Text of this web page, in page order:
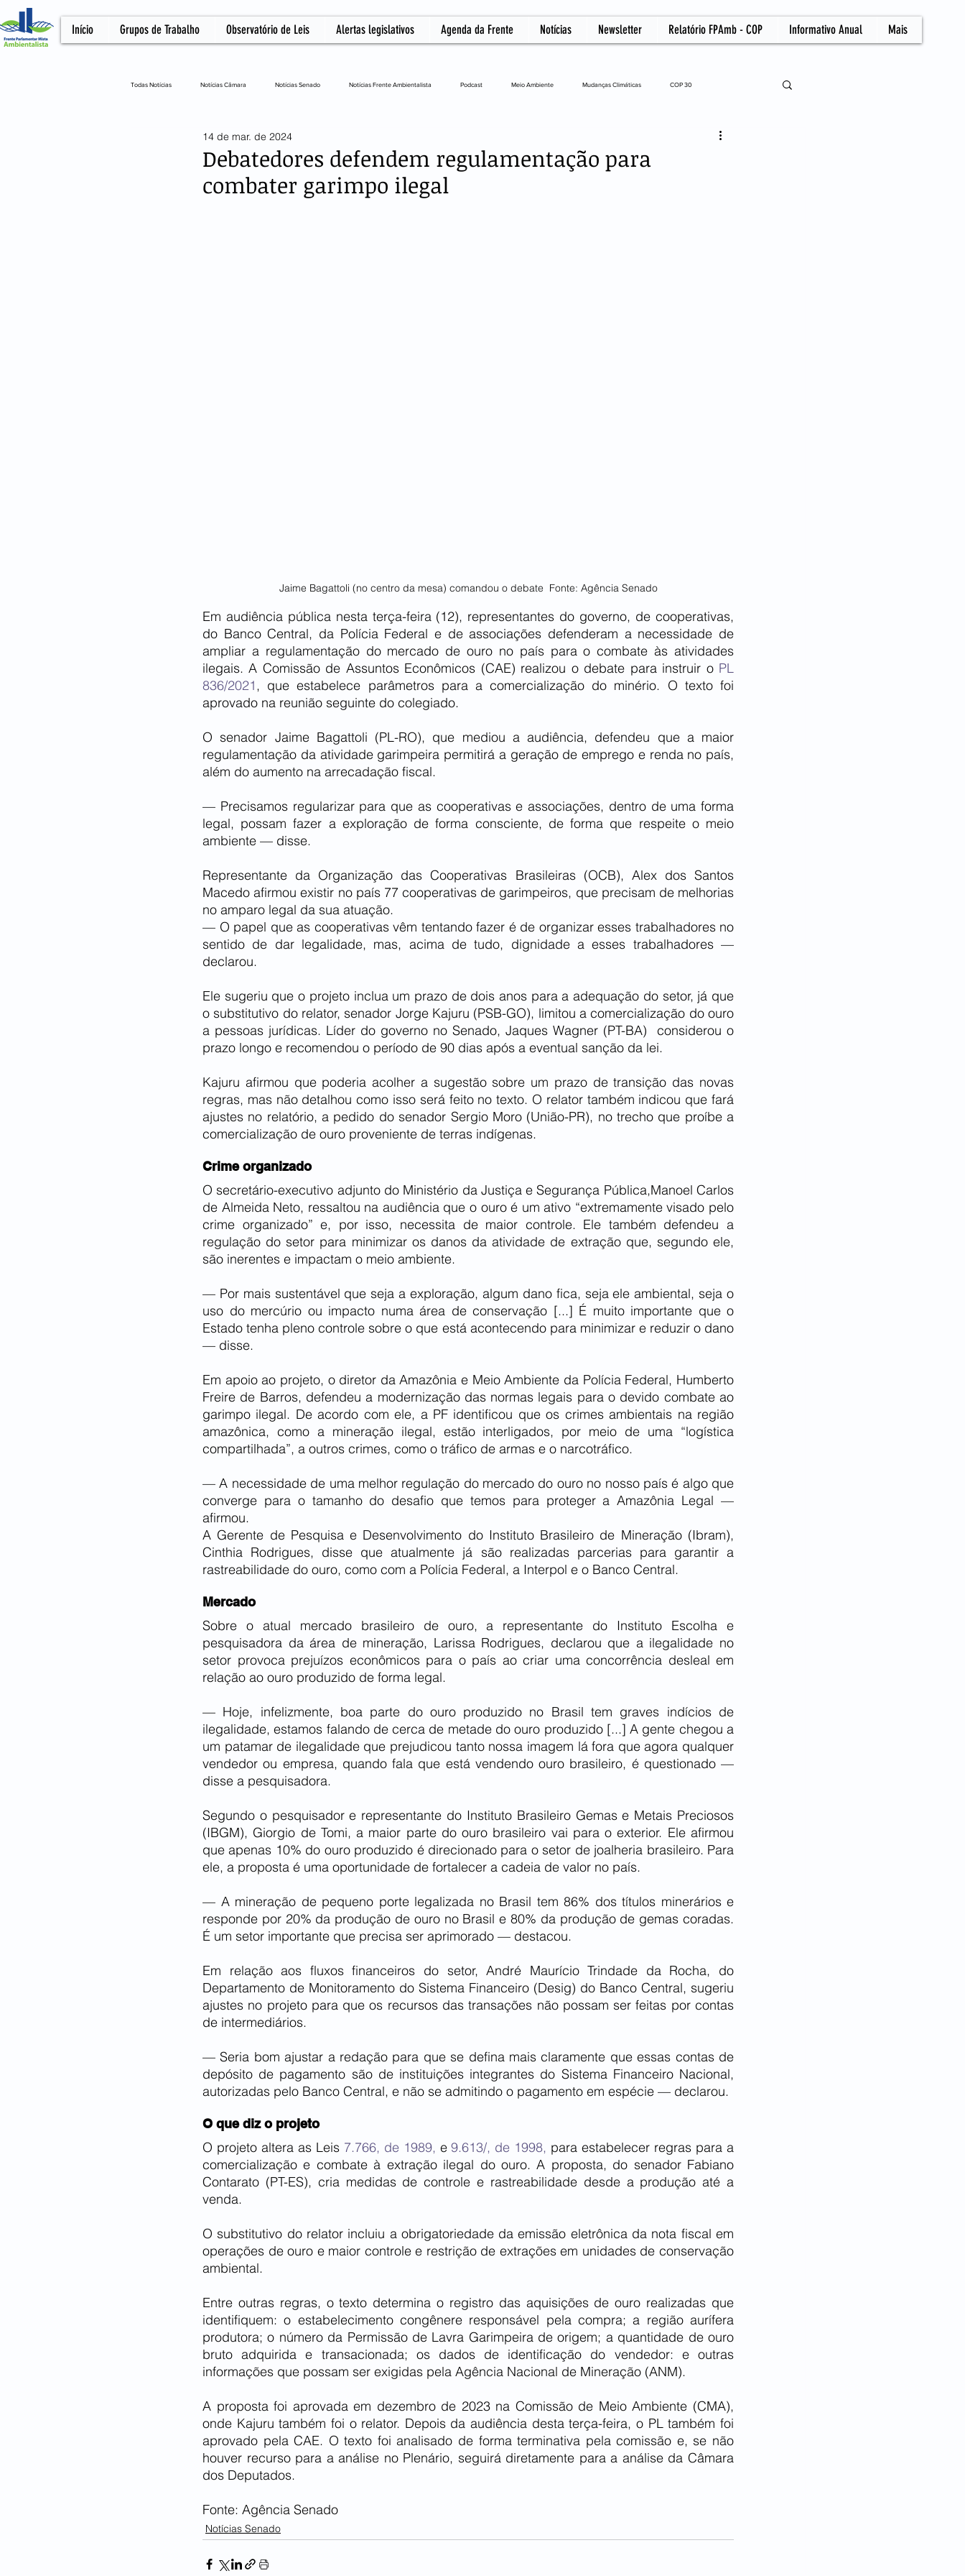
Início Grupos de Trabalho Observatório de Leis Alertas legislativos Agenda da Frente Notícias Newsletter Relatório FPAmb - COP Informativo Anual Mais
Todas Notícias Notícias Câmara Notícias Senado Notícias Frente Ambientalista Podcast Meio Ambiente Mudanças Climáticas COP 30
Artigo NOTA OFICIAL
Debatedores defendem regulamentação para
combater garimpo ilegal
14 de mar. de 2024
Jaime Bagattoli (no centro da mesa) comandou o debate  Fonte: Agência Senado
Em audiência pública nesta terça-feira (12), representantes do governo, de cooperativas,
do Banco Central, da Polícia Federal e de associações defenderam a necessidade de
ampliar a regulamentação do mercado de ouro no país para o combate às atividades
ilegais. A Comissão de Assuntos Econômicos (CAE) realizou o debate para instruir o PL
836/2021, que estabelece parâmetros para a comercialização do minério. O texto foi
aprovado na reunião seguinte do colegiado.
O senador Jaime Bagattoli (PL-RO), que mediou a audiência, defendeu que a maior
regulamentação da atividade garimpeira permitirá a geração de emprego e renda no país,
além do aumento na arrecadação fiscal.
— Precisamos regularizar para que as cooperativas e associações, dentro de uma forma
legal, possam fazer a exploração de forma consciente, de forma que respeite o meio
ambiente — disse.
Representante da Organização das Cooperativas Brasileiras (OCB), Alex dos Santos
Macedo afirmou existir no país 77 cooperativas de garimpeiros, que precisam de melhorias
no amparo legal da sua atuação.
— O papel que as cooperativas vêm tentando fazer é de organizar esses trabalhadores no
sentido de dar legalidade, mas, acima de tudo, dignidade a esses trabalhadores —
declarou.
Ele sugeriu que o projeto inclua um prazo de dois anos para a adequação do setor, já que
o substitutivo do relator, senador Jorge Kajuru (PSB-GO), limitou a comercialização do ouro
a pessoas jurídicas. Líder do governo no Senado, Jaques Wagner (PT-BA)  considerou o
prazo longo e recomendou o período de 90 dias após a eventual sanção da lei.
Kajuru afirmou que poderia acolher a sugestão sobre um prazo de transição das novas
regras, mas não detalhou como isso será feito no texto. O relator também indicou que fará
ajustes no relatório, a pedido do senador Sergio Moro (União-PR), no trecho que proíbe a
comercialização de ouro proveniente de terras indígenas.
Crime organizado
O secretário-executivo adjunto do Ministério da Justiça e Segurança Pública,Manoel Carlos
de Almeida Neto, ressaltou na audiência que o ouro é um ativo “extremamente visado pelo
crime organizado” e, por isso, necessita de maior controle. Ele também defendeu a
regulação do setor para minimizar os danos da atividade de extração que, segundo ele,
são inerentes e impactam o meio ambiente.
— Por mais sustentável que seja a exploração, algum dano fica, seja ele ambiental, seja o
uso do mercúrio ou impacto numa área de conservação [...] É muito importante que o
Estado tenha pleno controle sobre o que está acontecendo para minimizar e reduzir o dano
— disse.
Em apoio ao projeto, o diretor da Amazônia e Meio Ambiente da Polícia Federal, Humberto
Freire de Barros, defendeu a modernização das normas legais para o devido combate ao
garimpo ilegal. De acordo com ele, a PF identificou que os crimes ambientais na região
amazônica, como a mineração ilegal, estão interligados, por meio de uma “logística
compartilhada”, a outros crimes, como o tráfico de armas e o narcotráfico.
— A necessidade de uma melhor regulação do mercado do ouro no nosso país é algo que
converge para o tamanho do desafio que temos para proteger a Amazônia Legal —
afirmou.
A Gerente de Pesquisa e Desenvolvimento do Instituto Brasileiro de Mineração (Ibram),
Cinthia Rodrigues, disse que atualmente já são realizadas parcerias para garantir a
rastreabilidade do ouro, como com a Polícia Federal, a Interpol e o Banco Central.
Mercado
Sobre o atual mercado brasileiro de ouro, a representante do Instituto Escolha e
pesquisadora da área de mineração, Larissa Rodrigues, declarou que a ilegalidade no
setor provoca prejuízos econômicos para o país ao criar uma concorrência desleal em
relação ao ouro produzido de forma legal.
— Hoje, infelizmente, boa parte do ouro produzido no Brasil tem graves indícios de
ilegalidade, estamos falando de cerca de metade do ouro produzido [...] A gente chegou a
um patamar de ilegalidade que prejudicou tanto nossa imagem lá fora que agora qualquer
vendedor ou empresa, quando fala que está vendendo ouro brasileiro, é questionado —
disse a pesquisadora.
Segundo o pesquisador e representante do Instituto Brasileiro Gemas e Metais Preciosos
(IBGM), Giorgio de Tomi, a maior parte do ouro brasileiro vai para o exterior. Ele afirmou
que apenas 10% do ouro produzido é direcionado para o setor de joalheria brasileiro. Para
ele, a proposta é uma oportunidade de fortalecer a cadeia de valor no país.
— A mineração de pequeno porte legalizada no Brasil tem 86% dos títulos minerários e
responde por 20% da produção de ouro no Brasil e 80% da produção de gemas coradas.
É um setor importante que precisa ser aprimorado — destacou.
Em relação aos fluxos financeiros do setor, André Maurício Trindade da Rocha, do
Departamento de Monitoramento do Sistema Financeiro (Desig) do Banco Central, sugeriu
ajustes no projeto para que os recursos das transações não possam ser feitas por contas
de intermediários.
— Seria bom ajustar a redação para que se defina mais claramente que essas contas de
depósito de pagamento são de instituições integrantes do Sistema Financeiro Nacional,
autorizadas pelo Banco Central, e não se admitindo o pagamento em espécie — declarou.
O que diz o projeto
O projeto altera as Leis 7.766, de 1989, e 9.613/, de 1998, para estabelecer regras para a
comercialização e combate à extração ilegal do ouro. A proposta, do senador Fabiano
Contarato (PT-ES), cria medidas de controle e rastreabilidade desde a produção até a
venda.
O substitutivo do relator incluiu a obrigatoriedade da emissão eletrônica da nota fiscal em
operações de ouro e maior controle e restrição de extrações em unidades de conservação
ambiental.
Entre outras regras, o texto determina o registro das aquisições de ouro realizadas que
identifiquem: o estabelecimento congênere responsável pela compra; a região aurífera
produtora; o número da Permissão de Lavra Garimpeira de origem; a quantidade de ouro
bruto adquirida e transacionada; os dados de identificação do vendedor: e outras
informações que possam ser exigidas pela Agência Nacional de Mineração (ANM).
A proposta foi aprovada em dezembro de 2023 na Comissão de Meio Ambiente (CMA),
onde Kajuru também foi o relator. Depois da audiência desta terça-feira, o PL também foi
aprovado pela CAE. O texto foi analisado de forma terminativa pela comissão e, se não
houver recurso para a análise no Plenário, seguirá diretamente para a análise da Câmara
dos Deputados.
Fonte: Agência Senado
Notícias Senado